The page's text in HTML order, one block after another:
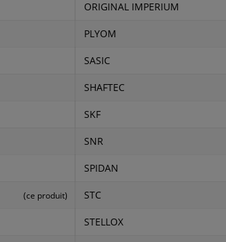
(ce produit)
ORIGINAL IMPERIUM
PLYOM
SASIC
SHAFTEC
SKF
SNR
SPIDAN
STC
STELLOX